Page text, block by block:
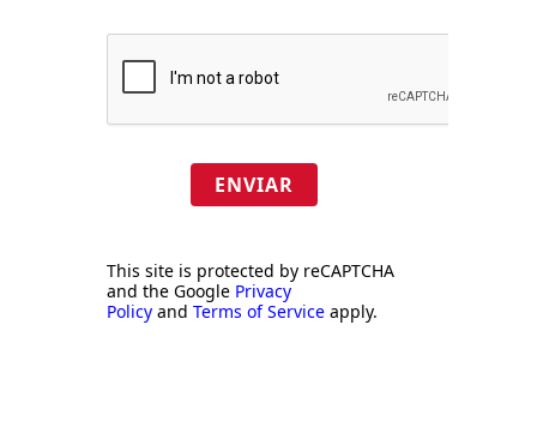
ENVIAR
This site is protected by reCAPTCHA
and the Google Privacy
Policy and Terms of Service apply.